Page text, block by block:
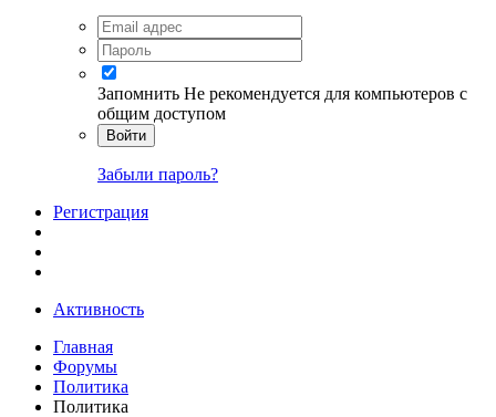
Запомнить Не рекомендуется для компьютеров с
общим доступом
Войти
Забыли пароль?
Регистрация
Активность
Главная
Форумы
Политика
Политика